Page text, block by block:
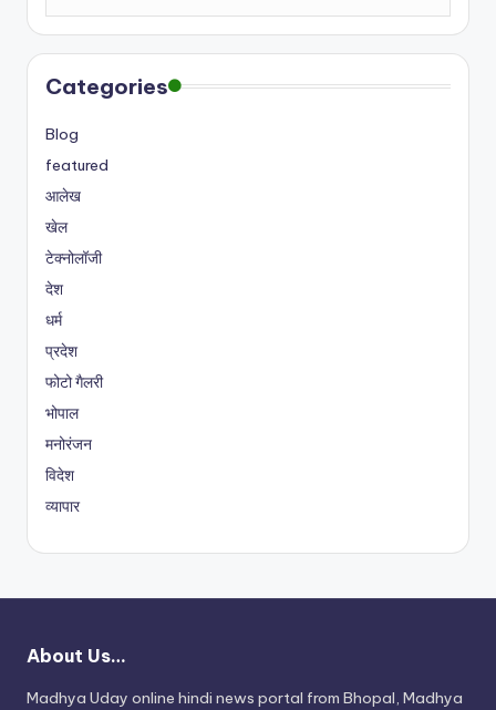
Categories
Blog
featured
आलेख
खेल
टेक्नोलॉजी
देश
धर्म
प्रदेश
फोटो गैलरी
भोपाल
मनोरंजन
विदेश
व्यापार
About Us…
Madhya Uday online hindi news portal from Bhopal, Madhya